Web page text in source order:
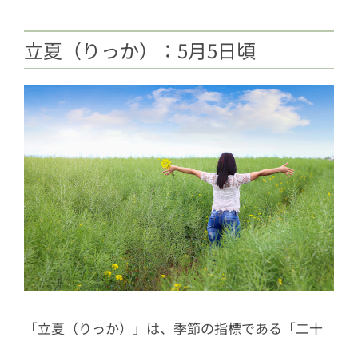
立夏（りっか）：5月5日頃
「立夏（りっか）」は、季節の指標である「二十